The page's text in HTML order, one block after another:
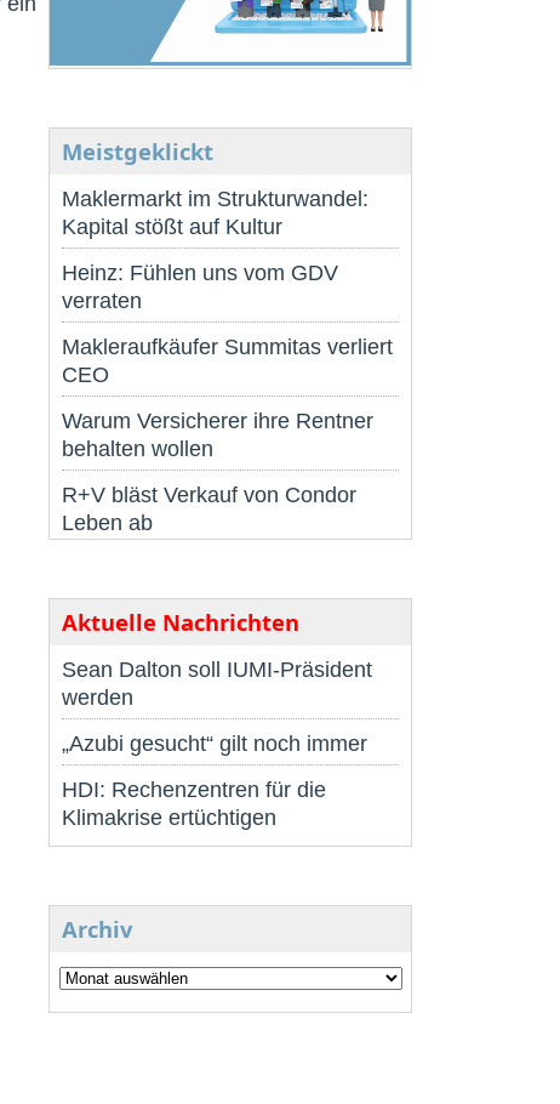
Meistgeklickt
Maklermarkt im Strukturwandel:
Kapital stößt auf Kultur
Heinz: Fühlen uns vom GDV
verraten
Makleraufkäufer Summitas verliert
CEO
Warum Versicherer ihre Rentner
behalten wollen
R+V bläst Verkauf von Condor
Leben ab
Aktuelle Nachrichten
Sean Dalton soll IUMI-Präsident
werden
„Azubi gesucht“ gilt noch immer
HDI: Rechenzentren für die
Klimakrise ertüchtigen
Archiv